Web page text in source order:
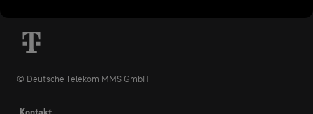
© Deutsche Telekom MMS GmbH